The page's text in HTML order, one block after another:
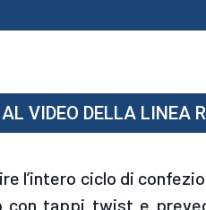
VIDEO DELLA LINEA
l’intero ciclo di
tappi twist e